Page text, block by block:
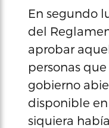
En segundo
del
aprobar
personas
gobierno
disponible en
siquiera